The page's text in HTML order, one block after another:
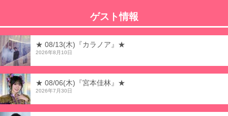
ゲスト情報
★ 08/13(木)『カラノア』★
2026年8月10日
★ 08/06(木)『宮本佳林』★
2026年7月30日